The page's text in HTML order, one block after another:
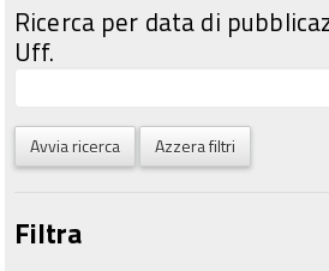
Ricerca per data di
Uff.
Avvia ricerca Azzera filtri
Filtra